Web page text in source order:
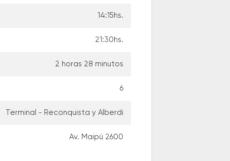
14:15hs.
21:30hs.
2 horas 28 minutos
6
Terminal - Reconquista y Alberdi
Av. Maipú 2600